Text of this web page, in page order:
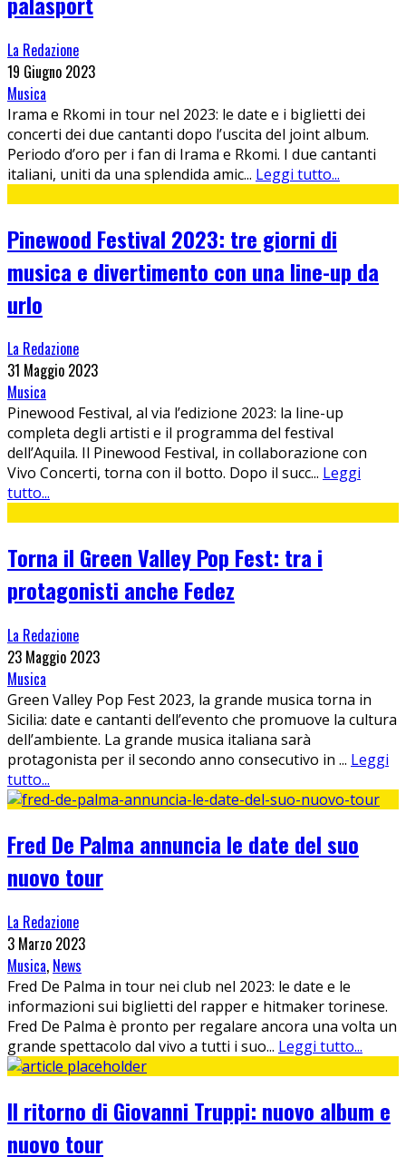
La Redazione
19 Giugno 2023
Musica
Irama e Rkomi in tour nel 2023: le date e i biglietti dei
concerti dei due cantanti dopo l’uscita del joint album.
Periodo d’oro per i fan di Irama e Rkomi. I due cantanti
italiani, uniti da una splendida amic... Leggi tutto...
Pinewood Festival 2023: tre giorni di
musica e divertimento con una line-up da
urlo
La Redazione
31 Maggio 2023
Musica
Pinewood Festival, al via l’edizione 2023: la line-up
completa degli artisti e il programma del festival
dell’Aquila. Il Pinewood Festival, in collaborazione con
Vivo Concerti, torna con il botto. Dopo il succ... Leggi
tutto...
Torna il Green Valley Pop Fest: tra i
protagonisti anche Fedez
La Redazione
23 Maggio 2023
Musica
Green Valley Pop Fest 2023, la grande musica torna in
Sicilia: date e cantanti dell’evento che promuove la cultura
dell’ambiente. La grande musica italiana sarà
protagonista per il secondo anno consecutivo in ... Leggi
tutto...
Fred De Palma annuncia le date del suo
nuovo tour
La Redazione
3 Marzo 2023
Musica, News
Fred De Palma in tour nei club nel 2023: le date e le
informazioni sui biglietti del rapper e hitmaker torinese.
Fred De Palma è pronto per regalare ancora una volta un
grande spettacolo dal vivo a tutti i suo... Leggi tutto...
Il ritorno di Giovanni Truppi: nuovo album e
nuovo tour